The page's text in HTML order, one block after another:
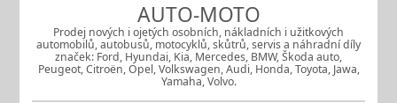
AUTO-MOTO
Prodej nových i ojetých osobních, nákladních i užitkových
automobilů, autobusů, motocyklů, skůtrů, servis a náhradní díly
značek: Ford, Hyundai, Kia, Mercedes, BMW, Škoda auto,
Peugeot, Citroën, Opel, Volkswagen, Audi, Honda, Toyota, Jawa,
Yamaha, Volvo.